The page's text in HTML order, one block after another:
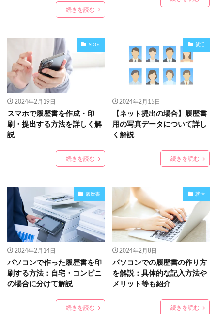
続きを読む
SDGs
2024年2月19日
スマホで履歴書を作成・印
刷・提出する方法を詳しく解
説
続きを読む
就活
2024年2月15日
【ネット提出の場合】履歴書
用の写真データについて詳し
く解説
続きを読む
履歴書
2024年2月14日
パソコンで作った履歴書を印
刷する方法：自宅・コンビニ
の場合に分けて解説
続きを読む
就活
2024年2月8日
パソコンでの履歴書の作り方
を解説：具体的な記入方法や
メリット等も紹介
続きを読む